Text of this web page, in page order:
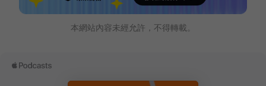
本網站內容未經允許，不得轉載。